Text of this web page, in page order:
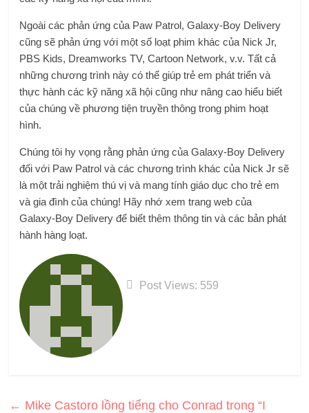
Ngoài các phản ứng của Paw Patrol, Galaxy-Boy Delivery
cũng sẽ phản ứng với một số loạt phim khác của Nick Jr,
PBS Kids, Dreamworks TV, Cartoon Network, v.v. Tất cả
những chương trình này có thể giúp trẻ em phát triển và
thực hành các kỹ năng xã hội cũng như nâng cao hiểu biết
của chúng về phương tiện truyền thông trong phim hoạt
hình.
Chúng tôi hy vọng rằng phản ứng của Galaxy-Boy Delivery
đối với Paw Patrol và các chương trình khác của Nick Jr sẽ
là một trải nghiệm thú vị và mang tính giáo dục cho trẻ em
và gia đình của chúng! Hãy nhớ xem trang web của
Galaxy-Boy Delivery để biết thêm thông tin và các bản phát
hành hàng loạt.
Post Views: 559
← Mike Castoro lồng tiếng cho Conrad trong “I